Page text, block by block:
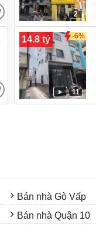
2
14.8 tỷ -6%
11
Bán nhà Gò Vấp
Bán nhà Quận 10